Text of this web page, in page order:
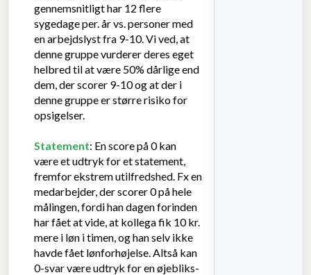
gennemsnitligt har 12 flere
sygedage per. år vs. personer med
en arbejdslyst fra 9-10. Vi ved, at
denne gruppe vurderer deres eget
helbred til at være 50% dårlige end
dem, der scorer 9-10 og at der i
denne gruppe er større risiko for
opsigelser.
Statement: En score på 0 kan
være et udtryk for et statement,
fremfor ekstrem utilfredshed. Fx en
medarbejder, der scorer 0 på hele
målingen, fordi han dagen forinden
har fået at vide, at kollega fik 10 kr.
mere i løn i timen, og han selv ikke
havde fået lønforhøjelse. Altså kan
0-svar være udtryk for en øjebliks-